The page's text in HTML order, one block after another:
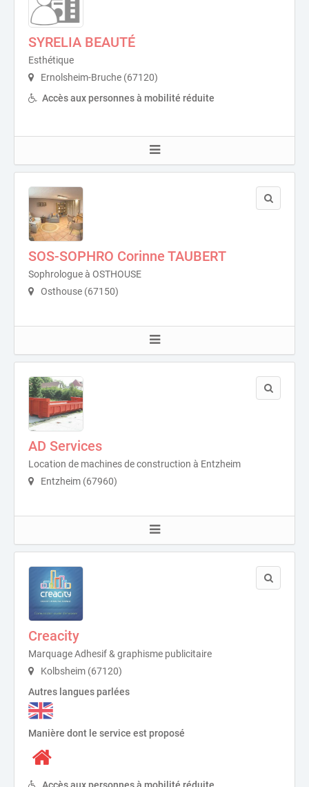
SYRELIA BEAUTÉ
Esthétique
Ernolsheim-Bruche (67120)
Accès aux personnes à mobilité réduite
SOS-SOPHRO Corinne TAUBERT
Sophrologue à OSTHOUSE
Osthouse (67150)
AD Services
Location de machines de construction à Entzheim
Entzheim (67960)
Creacity
Marquage Adhesif & graphisme publicitaire
Kolbsheim (67120)
Autres langues parlées
Manière dont le service est proposé
Accès aux personnes à mobilité réduite